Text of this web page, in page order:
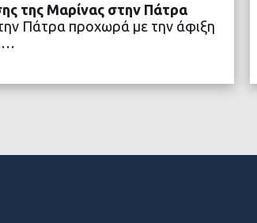
της Μαρίνας στην Πάτρα
Πάτρα προχωρά με την άφιξη